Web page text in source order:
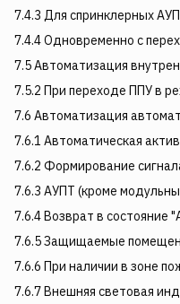
7.4.3 Для спринклерных
7.4.4 Одновременно с
7.5 Автоматизация
7.5.2 При переходе ППУ в
7.6 Автоматизация
7.6.1 Автоматическая
7.6.2 Формирование
7.6.3 АУПТ (кроме
7.6.4 Возврат в состояние
7.6.5 Защищаемые
7.6.6 При наличии в зоне
7.6.7 Внешняя световая